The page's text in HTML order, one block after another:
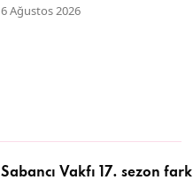
6 Ağustos 2026
Sabancı Vakfı 17. sezon fark